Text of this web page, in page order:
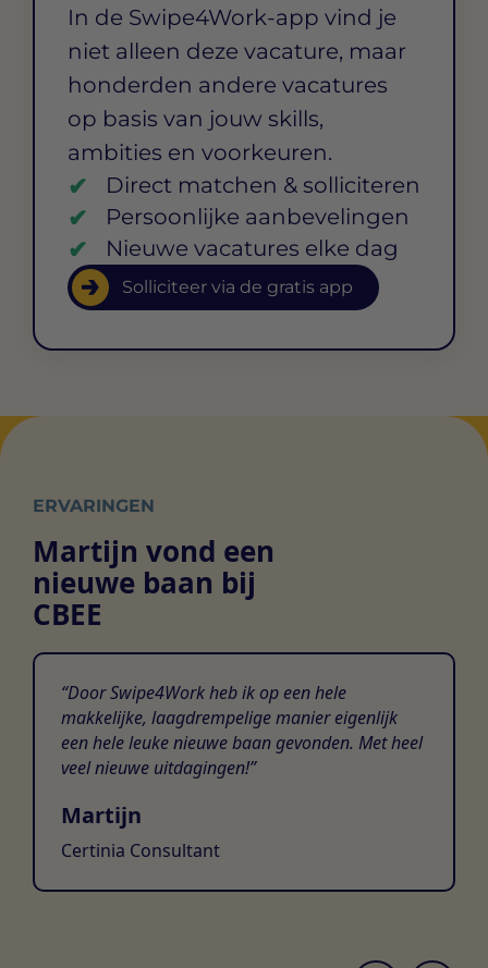
In de Swipe4Work-app vind je
niet alleen deze vacature, maar
honderden andere vacatures
op basis van jouw skills,
ambities en voorkeuren.
Direct matchen & solliciteren
Persoonlijke aanbevelingen
Nieuwe vacatures elke dag
Solliciteer via de gratis app
ERVARINGEN
Martijn vond een
nieuwe baan bij
CBEE
Door Swipe4Work heb ik op een hele
makkelijke, laagdrempelige manier eigenlijk
een hele leuke nieuwe baan gevonden. Met heel
veel nieuwe uitdagingen!
Martijn
Certinia Consultant